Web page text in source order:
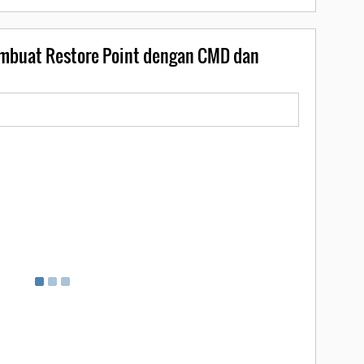
Restore Point dengan CMD dan